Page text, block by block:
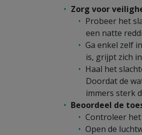
Zorg voor
Probeer het
een natte
Ga enkel zelf
is, grijpt zich
Haal het
Doordat de
immers sterk
Beoordeel de
Controleer
Open de